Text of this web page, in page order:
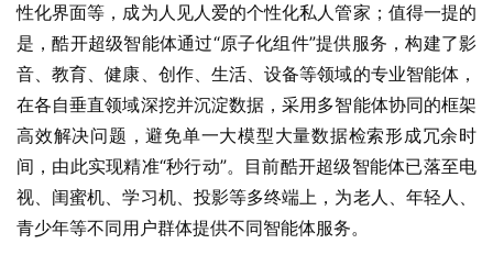
性化界面等，成为人见人爱的个性化私人管家；值得一提的
是，酷开超级智能体通过“原子化组件”提供服务，构建了影
音、教育、健康、创作、生活、设备等领域的专业智能体，
在各自垂直领域深挖并沉淀数据，采用多智能体协同的框架
高效解决问题，避免单一大模型大量数据检索形成冗余时
间，由此实现精准“秒行动”。目前酷开超级智能体已落至电
视、闺蜜机、学习机、投影等多终端上，为老人、年轻人、
青少年等不同用户群体提供不同智能体服务。